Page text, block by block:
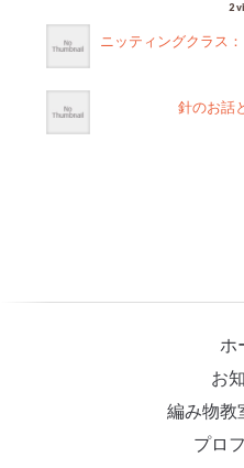
2
ニッティングクラス
針のお話
ホ
お
編み物教
プロ